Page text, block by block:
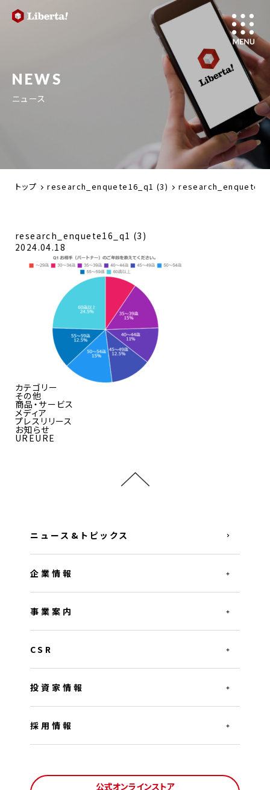
NEWS
ニュース
トップ research_enquete16_q1 (3)
research_enquete16_q1 (3)
2024.04.18
カテゴリー
その他
商品・サービス
メディア
プレスリリース
お知らせ
UREURE
ニュース&トピックス
企業情報
事業案内
CSR
投資家情報
採用情報
公式オンラインストア